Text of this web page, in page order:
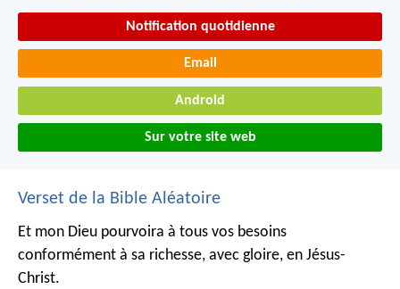
Notification quotidienne
Email
Android
Sur votre site web
Verset de la Bible Aléatoire
Et mon Dieu pourvoira à tous vos besoins
conformément à sa richesse, avec gloire, en Jésus-
Christ.